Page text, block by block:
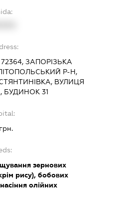
ЗАПОРІЗЬКА
Р-Н,
ВУЛИЦЯ
БУДИНОК 31
зернових
рису), бобових
олійних